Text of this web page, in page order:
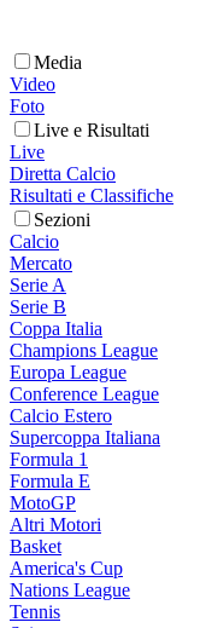
Media
Video
Foto
Live e Risultati
Live
Diretta Calcio
Risultati e Classifiche
Sezioni
Calcio
Mercato
Serie A
Serie B
Coppa Italia
Champions League
Europa League
Conference League
Calcio Estero
Supercoppa Italiana
Formula 1
Formula E
MotoGP
Altri Motori
Basket
America's Cup
Nations League
Tennis